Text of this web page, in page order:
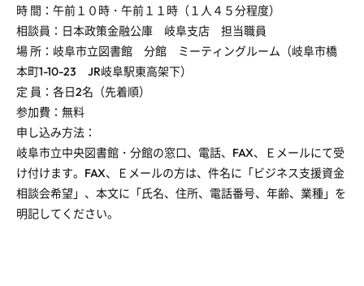
時 間：午前１０時・午前１１時（１人４５分程度）
相談員：日本政策金融公庫 岐阜支店 担当職員
場 所：岐阜市立図書館 分館 ミーティングルーム（岐阜市橋
本町1-10-23 JR岐阜駅東高架下）
定 員：各日2名（先着順）
参加費：無料
申し込み方法：
岐阜市立中央図書館・分館の窓口、電話、FAX、Ｅメールにて受
け付けます。FAX、Ｅメールの方は、件名に「ビジネス支援資金
相談会希望」、本文に「氏名、住所、電話番号、年齢、業種」を
明記してください。